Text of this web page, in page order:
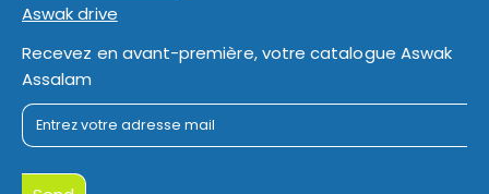
Aswak drive
Recevez en avant-première, votre catalogue Aswak
Assalam